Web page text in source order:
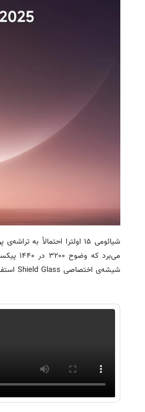
شیشه‌ی اختصاصی Shield Glass استفاده خواهد کرد.